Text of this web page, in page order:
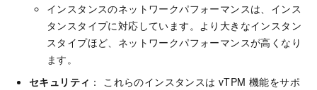
インスタンスのネットワークパフォーマンスは、インス
タンスタイプに対応しています。より大きなインスタン
スタイプほど、ネットワークパフォーマンスが高くなり
ます。
セキュリティ ： これらのインスタンスは vTPM 機能をサポ